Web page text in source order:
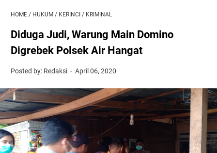
HOME / HUKUM / KERINCI / KRIMINAL
Diduga Judi, Warung Main Domino
Digrebek Polsek Air Hangat
Posted by: Redaksi April 06, 2020